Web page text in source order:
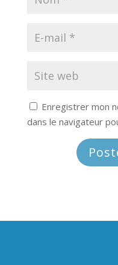
Enregistrer mon
dans le navigateur